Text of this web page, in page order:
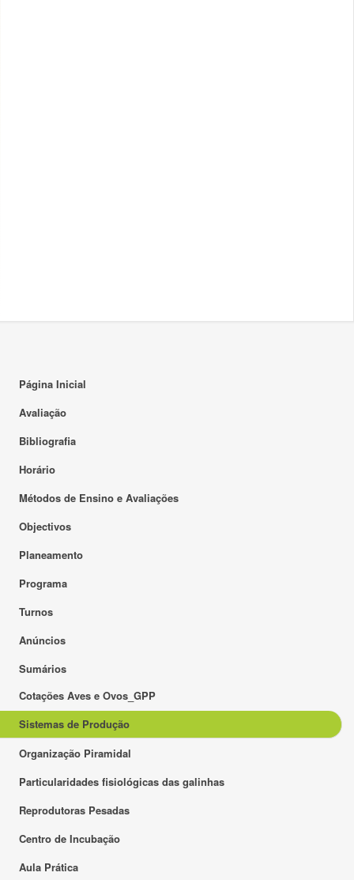
Página Inicial
Avaliação
Bibliografia
Horário
Métodos de Ensino e Avaliações
Objectivos
Planeamento
Programa
Turnos
Anúncios
Sumários
Cotações Aves e Ovos_GPP
Sistemas de Produção
Organização Piramidal
Particularidades fisiológicas das galinhas
Reprodutoras Pesadas
Centro de Incubação
Aula Prática